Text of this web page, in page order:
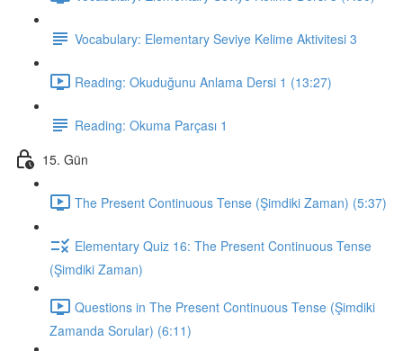
Vocabulary: Elementary Seviye Kelime Aktivitesi 3
Reading: Okuduğunu Anlama Dersi 1 (13:27)
Reading: Okuma Parçası 1
15. Gün
The Present Continuous Tense (Şimdiki Zaman) (5:37)
Elementary Quiz 16: The Present Continuous Tense
(Şimdiki Zaman)
Questions in The Present Continuous Tense (Şimdiki
Zamanda Sorular) (6:11)